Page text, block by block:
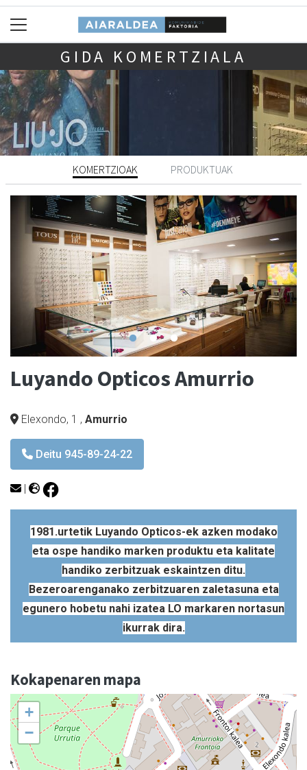
GIDA KOMERTZIALA
KOMERTZIOAK PRODUKTUAK
Luyando Opticos Amurrio
Elexondo, 1 , Amurrio
Deitu 945-89-24-22
1981.urtetik Luyando Opticos-ek azken modako
eta ospe handiko marken produktu eta kalitate
handiko zerbitzuak eskaintzen ditu.
Bezeroarenganako zerbitzuaren zaletasuna eta
egunero hobetu nahi izatea LO markaren nortasun
ikurrak dira.
Kokapenaren mapa
+
−